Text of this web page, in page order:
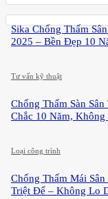
Sika Chống Thấm
2025 – Bền Đẹp 10
Tư vấn kỹ thuật
Chống Thấm Sàn
Chắc 10 Năm,
Loại công trình
Chống Thấm Mái
Triệt Để – Không Lo